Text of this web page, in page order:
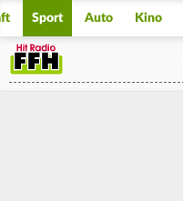
Sport Auto Kino